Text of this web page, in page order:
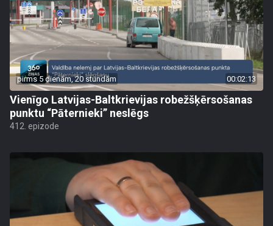
pirms 5 dienām, 20 stundām 00:02:13
Vienīgo Latvijas-Baltkrievijas robežšķērsošanas
punktu “Pāternieki” neslēgs
412. epizode